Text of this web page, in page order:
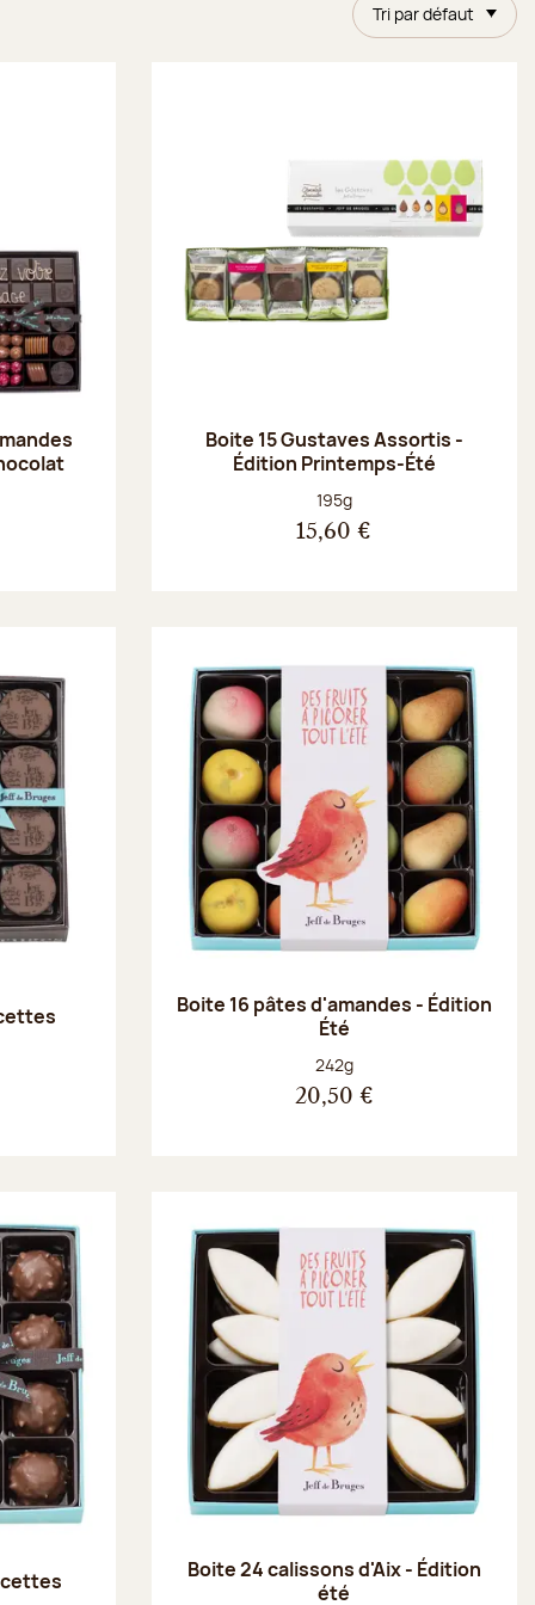
Tri par défaut
Boite 15 Gustaves Assortis -
Édition Printemps-Été
Poids net :
195g
15,60 €
Boite 16 pâtes d'amandes - Édition
Été
Poids net :
242g
20,50 €
Boite 24 calissons d'Aix - Édition
été